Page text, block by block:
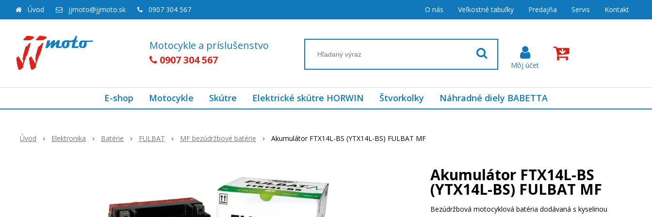
Motocykle a príslušenstvo
0907 304 567
Úvod jjmoto@jjmoto.sk 0907 304 567 O nás Veľkostné tabuľky Predajňa Servis Kontakt
E-shop Motocykle Skútre Elektrické skútre HORWIN Štvorkolky Náhradné diely BABETTA
Úvod Elektronika Batérie FULBAT MF bezúdržbové batérie Akumulátor FTX14L-BS (YTX14L-BS) FULBAT MF
Akumulátor FTX14L-BS
(YTX14L-BS) FULBAT MF
Bezúdržbová motocyklová batéria dodávaná s kyselinou